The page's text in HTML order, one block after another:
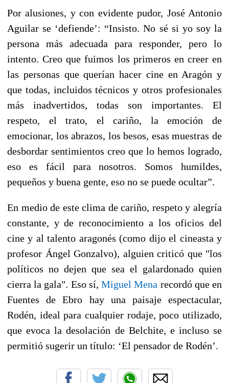
Por alusiones, y con evidente pudor, José Antonio
Aguilar se ‘defiende’: “Insisto. No sé si yo soy la
persona más adecuada para responder, pero lo
intento. Creo que fuimos los primeros en creer en
las personas que querían hacer cine en Aragón y
que todas, incluidos técnicos y otros profesionales
más inadvertidos, todas son importantes. El
respeto, el trato, el cariño, la emoción de
emocionar, los abrazos, los besos, esas muestras de
desbordar sentimientos creo que lo hemos logrado,
eso es fácil para nosotros. Somos humildes,
pequeños y buena gente, eso no se puede ocultar”.
En medio de este clima de cariño, respeto y alegría
constante, y de reconocimiento a los oficios del
cine y al talento aragonés (como dijo el cineasta y
profesor Ángel Gonzalvo), alguien criticó que "los
políticos no dejen que sea el galardonado quien
cierra la gala". Eso sí,Miguel Mena recordó que en
Fuentes de Ebro hay una paisaje espectacular,
Rodén, ideal para cualquier rodaje, poco utilizado,
que evoca la desolación de Belchite, e incluso se
permitió sugerir un título: ‘El pensador de Rodén’.